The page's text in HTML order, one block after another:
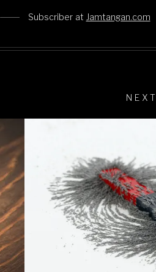
Subscriber at Jamtangan.com
NEXT